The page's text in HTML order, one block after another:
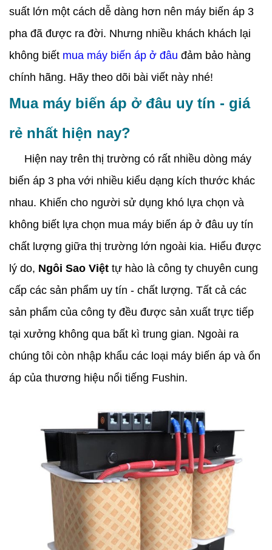
suất lớn một cách dễ dàng hơn nên máy biến áp 3
pha đã được ra đời. Nhưng nhiều khách khách lại
không biết mua máy biến áp ở đâu đảm bảo hàng
chính hãng. Hãy theo dõi bài viết này nhé!
Mua máy biến áp ở đâu uy tín - giá
rẻ nhất hiện nay?
Hiện nay trên thị trường có rất nhiều dòng máy
biến áp 3 pha với nhiều kiểu dạng kích thước khác
nhau. Khiến cho người sử dụng khó lựa chọn và
không biết lựa chọn mua máy biến áp ở đâu uy tín
chất lượng giữa thị trường lớn ngoài kia. Hiểu được
lý do, Ngôi Sao Việt tự hào là công ty chuyên cung
cấp các sản phẩm uy tín - chất lượng. Tất cả các
sản phẩm của công ty đều được sản xuất trực tiếp
tại xưởng không qua bất kì trung gian. Ngoài ra
chúng tôi còn nhập khẩu các loại máy biến áp và ổn
áp của thương hiệu nổi tiếng Fushin.